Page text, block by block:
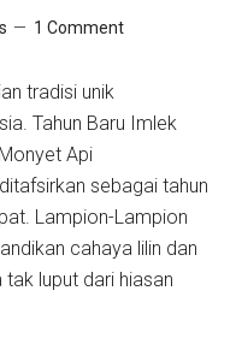
1 Comment
tradisi unik
Tahun Baru Imlek
Api
sebagai tahun
Lampion-Lampion
cahaya lilin dan
luput dari hiasan